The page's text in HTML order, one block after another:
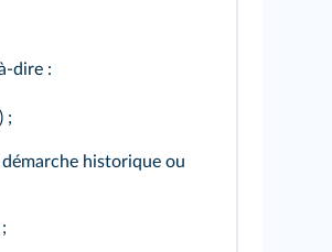
dire :
;
historique ou